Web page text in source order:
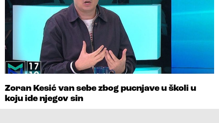
Zoran Kesić van sebe zbog pucnjave u školi u
koju ide njegov sin